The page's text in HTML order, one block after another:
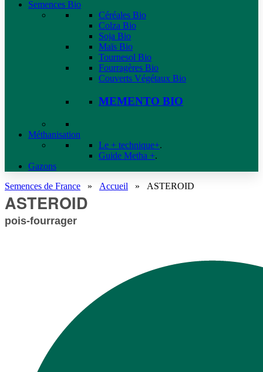
Semences Bio
Céréales Bio
Colza Bio
Soja Bio
Maïs Bio
Tournesol Bio
Fourragères Bio
Couverts Végétaux Bio
MEMENTO BIO
Méthanisation
Le + technique+.
Guide Metha +.
Gazons
Semences de France » Accueil » ASTEROID
ASTEROID
pois-fourrager